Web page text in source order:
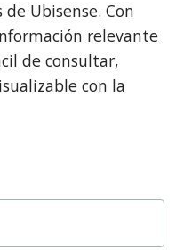
Ubisense. Con
relevante
de consultar,
con la